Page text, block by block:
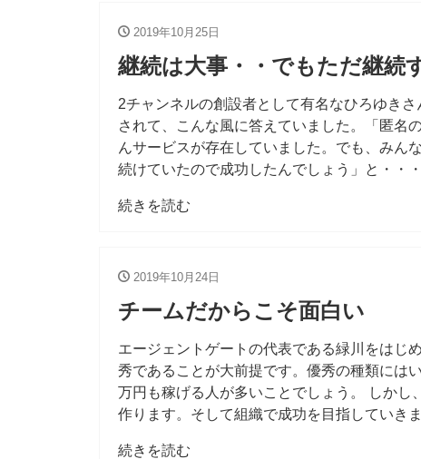
2019年10月25日
継続は大事・・でもただ継続
2チャンネルの創設者として有名なひろゆき
されて、こんな風に答えていました。「匿名
んサービスが存在していました。でも、みん
続けていたので成功したんでしょう」と・・
続きを読む
2019年10月24日
チームだからこそ面白い
エージェントゲートの代表である緑川をはじ
秀であることが大前提です。優秀の種類には
万円も稼げる人が多いことでしょう。 しか
作ります。そして組織で成功を目指していき
続きを読む